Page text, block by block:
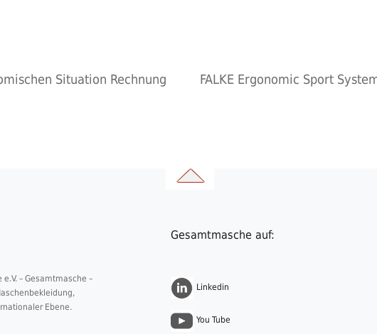
Situation Rechnung
FALKE Ergonomic Sport
– Gesamtmasche –
Ebene.
Gesamtmasche auf:
Linkedin
You Tube